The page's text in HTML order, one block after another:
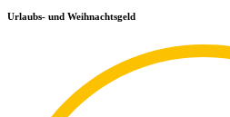
Urlaubs- und Weihnachtsgeld